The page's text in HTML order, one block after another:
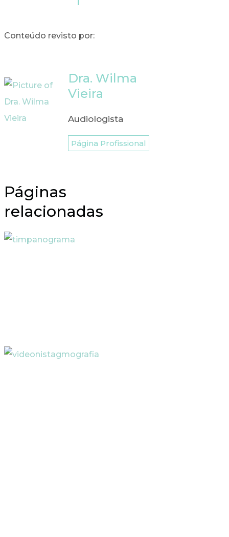
Conteúdo revisto por:
Dra. Wilma
Vieira
Audiologista
Página Profissional
Páginas
relacionadas